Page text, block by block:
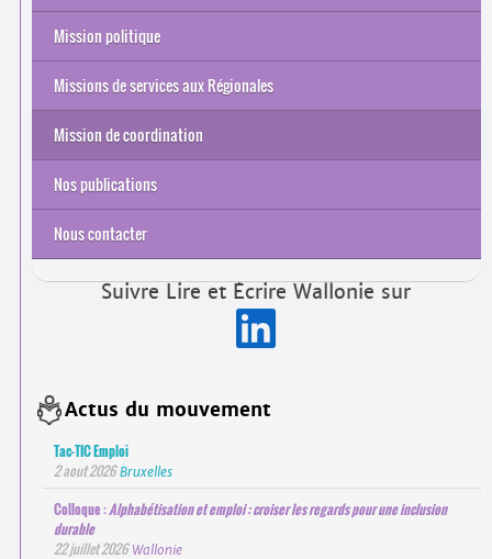
En Wallonie et Fédération Wallonie-Bruxelles
En Europe
Mission politique
Comité de Pilotage de la Conférence Interministérielle
Interfédération des EFT et OISP
Quelques chiffres…
Revendications et positionnements de Lire et Écrire en
Wallonie
Missions de services aux Régionales
Soutien méthodologique
Base de données
Soutien administratif et financier
Soutien à la mise en œuvre des décrets / soutien politique
Mission de coordination
Sensibilisation et partenariats
Accueil et orientation
Insertion socio­professionnelle
Alphabétisation du public en Réaffiliation sociale
Alphabétisation des Travailleurs
Alphabétisation des Personnes étrangères
Nos publications
Recherches et études
Rapports d’activité
Nous contacter
Suivre Lire et Écrire Wallonie sur
Actus du mouvement
Tac-TIC Emploi
2 aout 2026 Bruxelles
Colloque :Alphabétisation et emploi : croiser les regards pour une inclusion
durable
22 juillet 2026 Wallonie